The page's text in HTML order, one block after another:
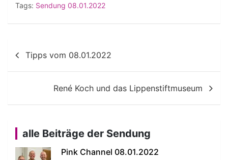
Tags: Sendung 08.01.2022
Beitragsnavigation
Tipps vom 08.01.2022
René Koch und das Lippenstiftmuseum
alle Beiträge der Sendung
Pink Channel 08.01.2022